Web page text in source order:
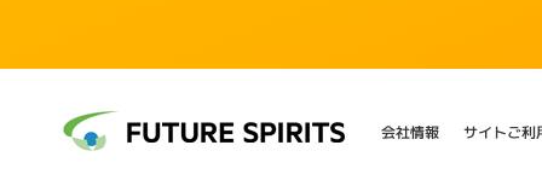
会社情報 サイトご利